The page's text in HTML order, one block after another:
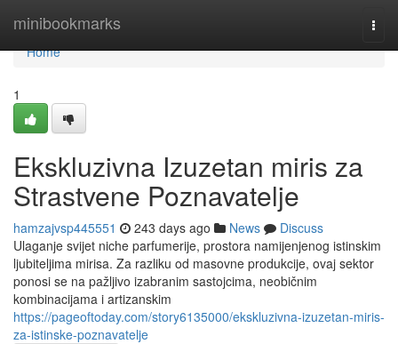
minibookmarks
Home
Home
1
Ekskluzivna Izuzetan miris za
Strastvene Poznavatelje
hamzajvsp445551 243 days ago News
Discuss
Ulaganje svijet niche parfumerije, prostora namijenjenog istinskim
ljubiteljima mirisa. Za razliku od masovne produkcije, ovaj sektor
ponosi se na pažljivo izabranim sastojcima, neobičnim
kombinacijama i artizanskim
https://pageoftoday.com/story6135000/ekskluzivna-izuzetan-miris-
za-istinske-poznavatelje